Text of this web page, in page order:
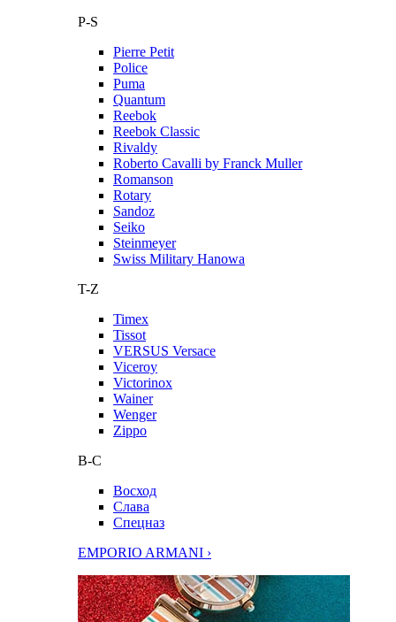
P-S
Pierre Petit
Police
Puma
Quantum
Reebok
Reebok Classic
Rivaldy
Roberto Cavalli by Franck Muller
Romanson
Rotary
Sandoz
Seiko
Steinmeyer
Swiss Military Hanowa
T-Z
Timex
Tissot
VERSUS Versace
Viceroy
Victorinox
Wainer
Wenger
Zippo
В-С
Восход
Слава
Спецназ
EMPORIO ARMANI ›